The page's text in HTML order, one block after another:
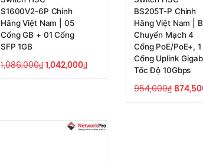
S1600V2-6P Chính
Hãng Việt Nam | 05
Cổng GB + 01 Cổng
SFP 1GB
1,086,000₫1,042,000₫
BS205T-P Chính
Hãng Việt Nam |
Chuyển Mạch 4
Cổng PoE/PoE+, 1
Cổng Uplink
Tốc Độ 10Gbps
954,000₫